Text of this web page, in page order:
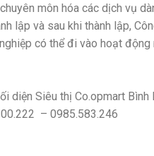
môn hóa các dịch vụ
lập và sau khi thành lập,
có thể đi vào hoạt
diện Siêu thị Co.opmart Bình
– 0985.583.246